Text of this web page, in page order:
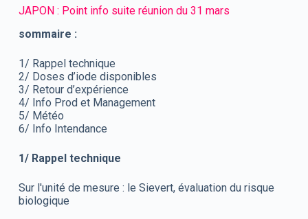
JAPON : Point info suite réunion du 31 mars
sommaire :
1/ Rappel technique
2/ Doses d’iode disponibles
3/ Retour d’expérience
4/ Info Prod et Management
5/ Météo
6/ Info Intendance
1/ Rappel technique
Sur l'unité de mesure : le Sievert, évaluation du risque
biologique